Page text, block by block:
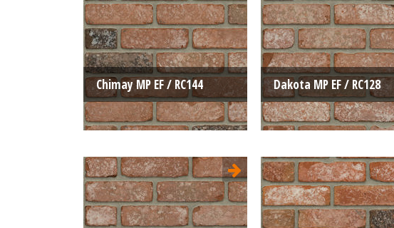
Chimay MP EF / RC144
Type:
Retro moulée
pressée
Format:
EF 215x100x65
La structure: Unie
Dakota MP EF / RC128
Type:
Retro moulée
pressée
Format:
EF 215x100x65
La structure:Unie